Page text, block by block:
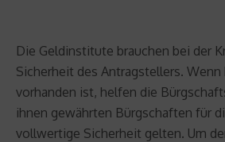
Die Geldinstitute brauchen bei der
Sicherheit des Antragstellers.
vorhanden ist, helfen die
ihnen gewährten Bürgschaften für
vollwertige Sicherheit gelten. Um